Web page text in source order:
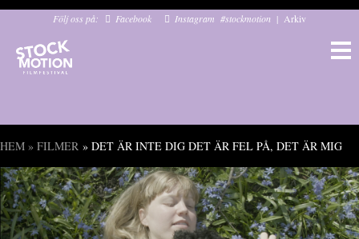
Följ oss på:
Facebook Instagram #stockmotion | Arkiv
Du är här
HEM » FILMER » DET ÄR INTE DIG DET ÄR FEL PÅ, DET ÄR MIG